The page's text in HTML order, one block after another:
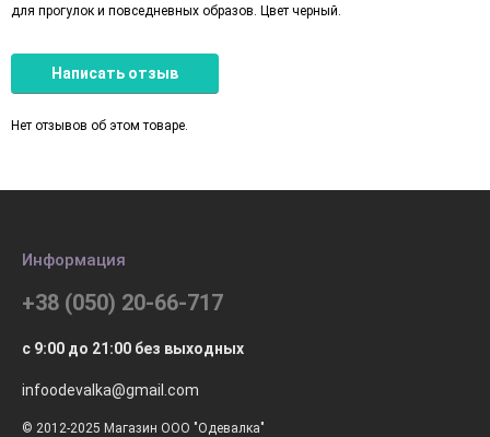
для прогулок и повседневных образов. Цвет черный.
Написать отзыв
Нет отзывов об этом товаре.
Информация
+38 (050) 20-66-717
с 9:00 до 21:00 без выходных
infoodevalka@gmail.com
© 2012-2025 Магазин ООО "Одевалка"